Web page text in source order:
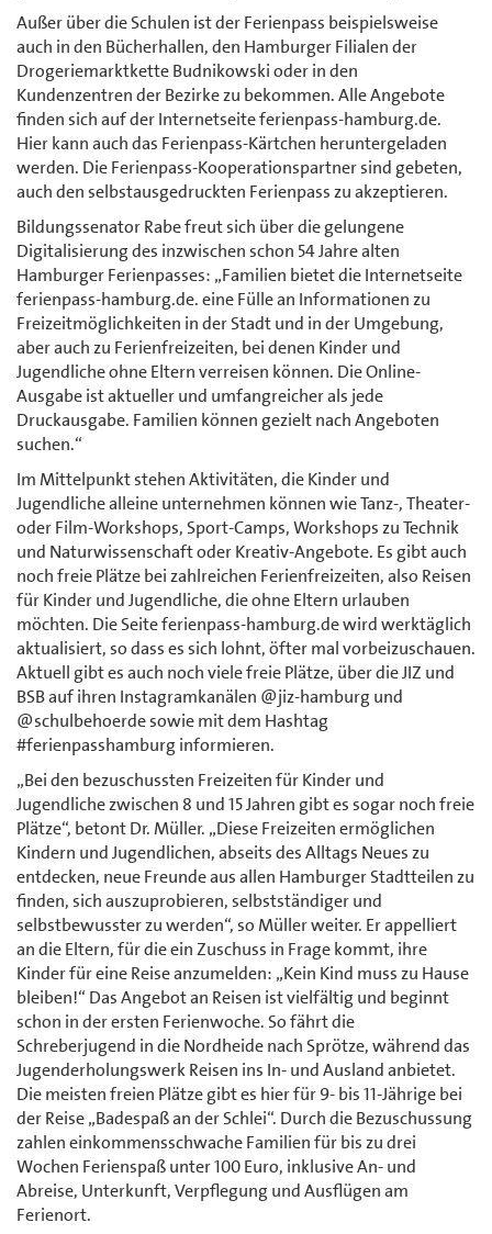
Außer über die Schulen ist der Ferienpass beispielsweise
auch in den Bücherhallen, den Hamburger Filialen der
Drogeriemarktkette Budnikowski oder in den
Kundenzentren der Bezirke zu bekommen. Alle Angebote
finden sich auf der Internetseite ferienpass-hamburg.de.
Hier kann auch das Ferienpass-Kärtchen heruntergeladen
werden. Die Ferienpass-Kooperationspartner sind gebeten,
auch den selbstausgedruckten Ferienpass zu akzeptieren.
Bildungssenator Rabe freut sich über die gelungene
Digitalisierung des inzwischen schon 54 Jahre alten
Hamburger Ferienpasses: „Familien bietet die Internetseite
ferienpass-hamburg.de. eine Fülle an Informationen zu
Freizeitmöglichkeiten in der Stadt und in der Umgebung,
aber auch zu Ferienfreizeiten, bei denen Kinder und
Jugendliche ohne Eltern verreisen können. Die Online-
Ausgabe ist aktueller und umfangreicher als jede
Druckausgabe. Familien können gezielt nach Angeboten
suchen.“
Im Mittelpunkt stehen Aktivitäten, die Kinder und
Jugendliche alleine unternehmen können wie Tanz-, Theater-
oder Film-Workshops, Sport-Camps, Workshops zu Technik
und Naturwissenschaft oder Kreativ-Angebote. Es gibt auch
noch freie Plätze bei zahlreichen Ferienfreizeiten, also Reisen
für Kinder und Jugendliche, die ohne Eltern urlauben
möchten. Die Seite ferienpass-hamburg.de wird werktäglich
aktualisiert, so dass es sich lohnt, öfter mal vorbeizuschauen.
Aktuell gibt es auch noch viele freie Plätze, über die JIZ und
BSB auf ihren Instagramkanälen @jiz-hamburg und
@schulbehoerde sowie mit dem Hashtag
#ferienpasshamburg informieren.
„Bei den bezuschussten Freizeiten für Kinder und
Jugendliche zwischen 8 und 15 Jahren gibt es sogar noch freie
Plätze“, betont Dr. Müller. „Diese Freizeiten ermöglichen
Kindern und Jugendlichen, abseits des Alltags Neues zu
entdecken, neue Freunde aus allen Hamburger Stadtteilen zu
finden, sich auszuprobieren, selbstständiger und
selbstbewusster zu werden“, so Müller weiter. Er appelliert
an die Eltern, für die ein Zuschuss in Frage kommt, ihre
Kinder für eine Reise anzumelden: „Kein Kind muss zu Hause
bleiben!“ Das Angebot an Reisen ist vielfältig und beginnt
schon in der ersten Ferienwoche. So fährt die
Schreberjugend in die Nordheide nach Sprötze, während das
Jugenderholungswerk Reisen ins In- und Ausland anbietet.
Die meisten freien Plätze gibt es hier für 9- bis 11-Jährige bei
der Reise „Badespaß an der Schlei“. Durch die Bezuschussung
zahlen einkommensschwache Familien für bis zu drei
Wochen Ferienspaß unter 100 Euro, inklusive An- und
Abreise, Unterkunft, Verpflegung und Ausflügen am
Ferienort.